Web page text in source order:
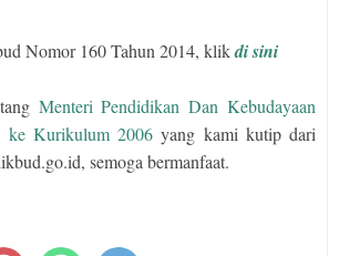
Nomor 160 Tahun 2014, klikdi sini
Menteri Pendidikan Dan Kebudayaan
ke Kurikulum 2006 yang kami kutip dari
semoga bermanfaat.